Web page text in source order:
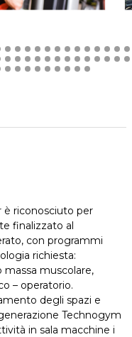
è riconosciuto per
finalizzato al
con programmi
richiesta:
muscolare,
– operatorio.
degli spazi e
Technogym
in sala macchine i